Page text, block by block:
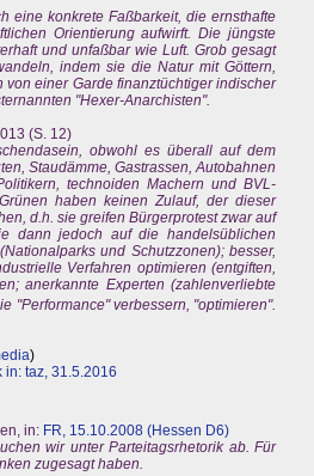
eine konkrete Faßbarkeit, die ernsthafte
Orientierung aufwirft. Die jüngste
und unfaßbar wie Luft. Grob gesagt
indem sie die Natur mit Göttern,
einer Garde finanztüchtiger indischer
"Hexer-Anarchisten".
(S. 12)
obwohl es überall auf dem
Staudämme, Gastrassen, Autobahnen
technoiden Machern und BVL-
haben keinen Zulauf, der dieser
d.h. sie greifen Bürgerprotest zwar auf
dann jedoch auf die handelsüblichen
und Schutzzonen); besser,
Verfahren optimieren (entgiften,
anerkannte Experten (zahlenverliebte
"Performance" verbessern, "optimieren".
)
in: taz, 31.5.2016
in: FR, 15.10.2008 (Hessen D6)
wir unter Parteitagsrhetorik ab. Für
zugesagt haben.